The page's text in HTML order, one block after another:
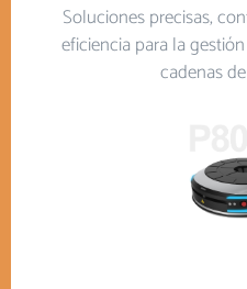
Soluciones precisas,
eficiencia para la
cadenas